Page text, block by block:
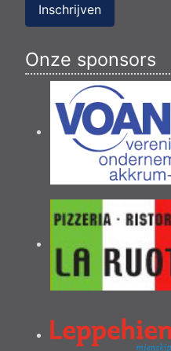
Inschrijven
Onze sponsors